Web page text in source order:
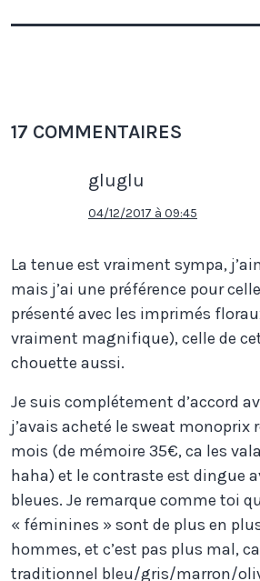
17 COMMENTAIRES
gluglu
04/12/2017 à 09:45
La tenue est vraiment sympa,
mais j’ai une préférence pour
présenté avec les imprimés
vraiment magnifique), celle de
chouette aussi.
Je suis complétement d’accord
j’avais acheté le sweat monoprix
mois (de mémoire 35€, ca les
haha) et le contraste est dingue
bleues. Je remarque comme toi
« féminines » sont de plus en
hommes, et c’est pas plus mal,
traditionnel bleu/gris/marron/